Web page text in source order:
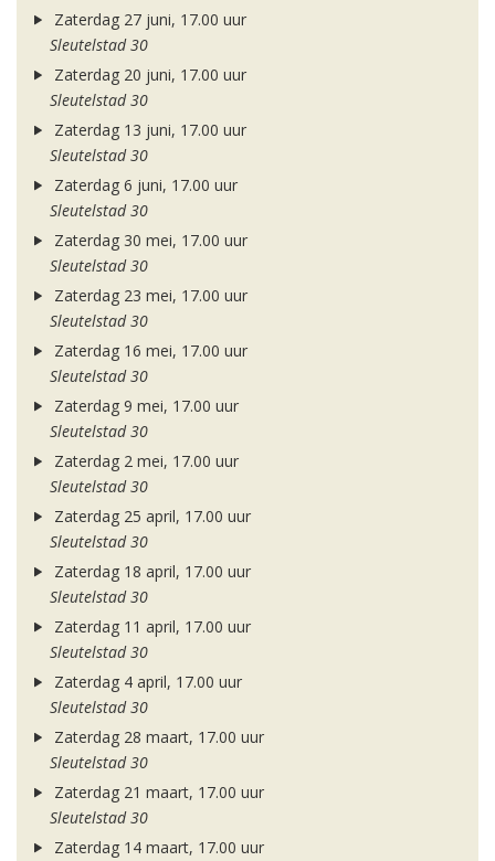
Zaterdag 27 juni, 17.00 uur
Sleutelstad 30
Zaterdag 20 juni, 17.00 uur
Sleutelstad 30
Zaterdag 13 juni, 17.00 uur
Sleutelstad 30
Zaterdag 6 juni, 17.00 uur
Sleutelstad 30
Zaterdag 30 mei, 17.00 uur
Sleutelstad 30
Zaterdag 23 mei, 17.00 uur
Sleutelstad 30
Zaterdag 16 mei, 17.00 uur
Sleutelstad 30
Zaterdag 9 mei, 17.00 uur
Sleutelstad 30
Zaterdag 2 mei, 17.00 uur
Sleutelstad 30
Zaterdag 25 april, 17.00 uur
Sleutelstad 30
Zaterdag 18 april, 17.00 uur
Sleutelstad 30
Zaterdag 11 april, 17.00 uur
Sleutelstad 30
Zaterdag 4 april, 17.00 uur
Sleutelstad 30
Zaterdag 28 maart, 17.00 uur
Sleutelstad 30
Zaterdag 21 maart, 17.00 uur
Sleutelstad 30
Zaterdag 14 maart, 17.00 uur